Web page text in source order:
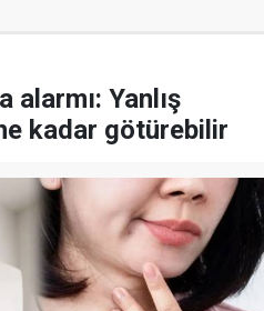
alarmı: Yanlış
kadar götürebilir